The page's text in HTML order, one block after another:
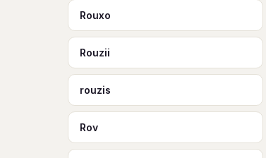
Rouxo
Rouzii
rouzis
Rov